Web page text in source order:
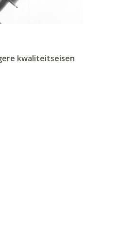
kwaliteitseisen